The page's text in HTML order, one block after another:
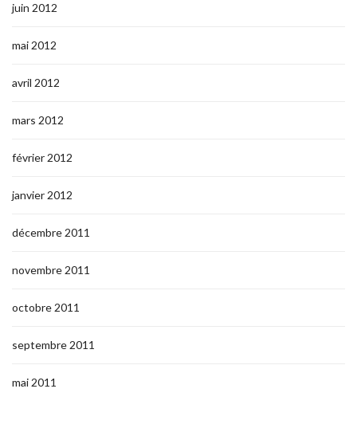
juin 2012
mai 2012
avril 2012
mars 2012
février 2012
janvier 2012
décembre 2011
novembre 2011
octobre 2011
septembre 2011
mai 2011